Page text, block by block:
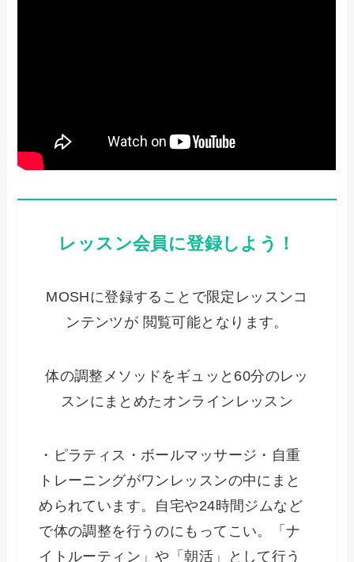
レッスン会員に登録しよう！
MOSHに登録することで限定レッスンコ
ンテンツが 閲覧可能となります。
体の調整メソッドをギュッと60分のレッ
スンにまとめたオンラインレッスン
・ピラティス・ボールマッサージ・自重
トレーニングがワンレッスンの中にまと
められています。自宅や24時間ジムなど
で体の調整を行うのにもってこい。「ナ
イトルーティン」や「朝活」として行う